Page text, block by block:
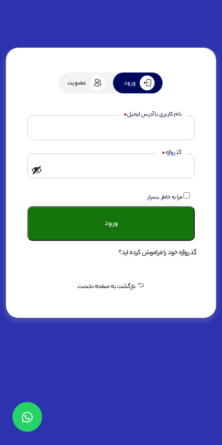
ورود عضویت
نام کاربری یا آدرس ایمیل* الزامی
گذرواژه*الزامی
مرا به خاطر بسپار
ورود
گذرواژه خود را فراموش کرده اید؟
بازگشتبه صفحه نخست